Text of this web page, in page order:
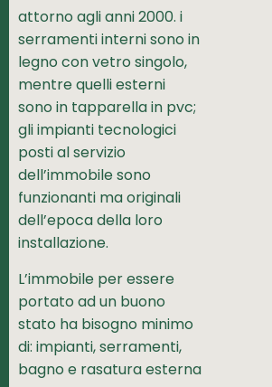
attorno agli anni 2000. i
serramenti interni sono in
legno con vetro singolo,
mentre quelli esterni
sono in tapparella in pvc;
gli impianti tecnologici
posti al servizio
dell’immobile sono
funzionanti ma originali
dell’epoca della loro
installazione.
L’immobile per essere
portato ad un buono
stato ha bisogno minimo
di: impianti, serramenti,
bagno e rasatura esterna